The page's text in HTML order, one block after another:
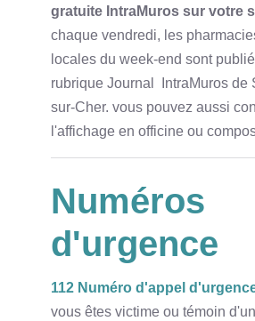
gratuite IntraMuros sur votre
chaque vendredi, les
locales du week-end sont
rubrique Journal IntraMuros de
sur-Cher. vous pouvez aussi
l'affichage en officine ou
Numéros
d'urgence
112 Numéro d'appel
vous êtes victime ou témoin